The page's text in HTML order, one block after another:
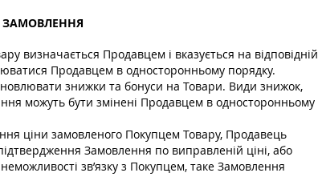
ЗАМОВЛЕННЯ
визначається Продавцем і вказується на відповідній
Продавцем в односторонньому порядку.
знижки та бонуси на Товари. Види знижок,
можуть бути змінені Продавцем в односторонньому
ціни замовленого Покупцем Товару, Продавець
Замовлення по виправленій ціні, або
зв’язку з Покупцем, таке Замовлення